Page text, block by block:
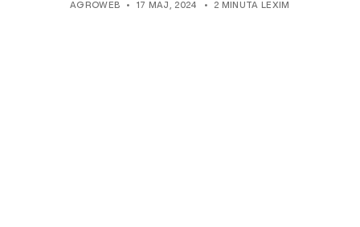
AGROWEB 17 MAJ, 2024 2 MINUTA LEXIM